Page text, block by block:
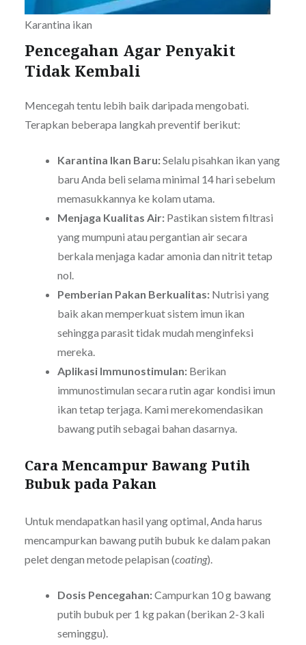
Karantina ikan
Pencegahan Agar Penyakit
Tidak Kembali
Mencegah tentu lebih baik daripada mengobati.
Terapkan beberapa langkah preventif berikut:
Karantina Ikan Baru:Selalu pisahkan ikan yang
baru Anda beli selama minimal 14 hari sebelum
memasukkannya ke kolam utama.
Menjaga Kualitas Air:Pastikan sistem filtrasi
yang mumpuni atau pergantian air secara
berkala menjaga kadar amonia dan nitrit tetap
nol.
Pemberian Pakan Berkualitas:Nutrisi yang
baik akan memperkuat sistem imun ikan
sehingga parasit tidak mudah menginfeksi
mereka.
Aplikasi Immunostimulan:Berikan
immunostimulan secara rutin agar kondisi imun
ikan tetap terjaga. Kami merekomendasikan
bawang putih sebagai bahan dasarnya.
Cara Mencampur Bawang Putih
Bubuk pada Pakan
Untuk mendapatkan hasil yang optimal, Anda harus
mencampurkan bawang putih bubuk ke dalam pakan
pelet dengan metode pelapisan (coating).
Dosis Pencegahan:Campurkan 10 g bawang
putih bubuk per 1 kg pakan (berikan 2-3 kali
seminggu).